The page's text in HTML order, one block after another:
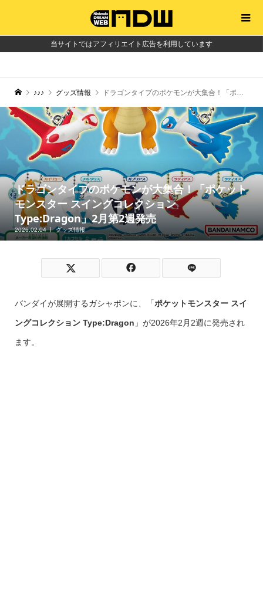
当サイトではアフィリエイト広告を利用しています
♪♪♪ グッズ情報 ドラゴンタイプのポケモンが大集合！「ポケットモンスター スイングコレクション Type:Dragon」2月第2週発売
ドラゴンタイプのポケモンが大集合！「ポケット
モンスター スイングコレクション
Type:Dragon」2月第2週発売
2026.02.04 グッズ情報
バンダイが展開するガシャポンに、「ポケットモンスター スイ
ングコレクション Type:Dragon 」が2026年2月2週に発売され
ます。